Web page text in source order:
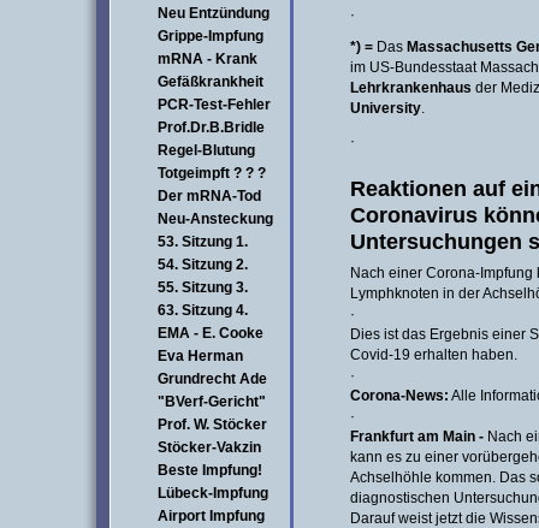
Neu Entzündung
Grippe-Impfung
mRNA - Krank
Gefäßkrankheit
PCR-Test-Fehler
Prof.Dr.B.Bridle
Regel-Blutung
Totgeimpft ? ? ?
Der mRNA-Tod
Neu-Ansteckung
53. Sitzung 1.
54. Sitzung 2.
55. Sitzung 3.
63. Sitzung 4.
EMA - E. Cooke
Eva Herman
Grundrecht Ade
"BVerf-Gericht"
Prof. W. Stöcker
Stöcker-Vakzin
Beste Impfung!
Lübeck-Impfung
Airport Impfung
·
*) = Das Massachusetts
im US-Bundesstaat
Lehrkrankenhaus der
University.
·
Reaktionen auf
Coronavirus
Untersuchungen
Nach einer Corona-
Lymphknoten in der
·
Dies ist das Ergebnis einer
Covid-19 erhalten haben.
·
Corona-News: Alle
·
Frankfurt am Main - Nach
kann es zu einer
Achselhöhle kommen. Das
diagnostischen
Darauf weist jetzt die